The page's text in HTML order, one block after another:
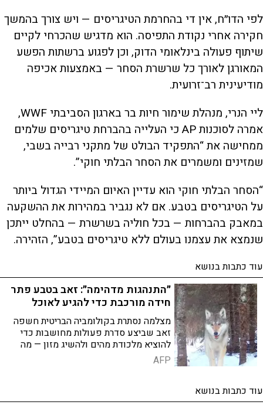
לפי הדו״ח, אין די בהחרמת הטיגריסים — ויש צורך בהמשך
חקירה אחרי נקודת התפיסה. הוא מדגיש שהכרחי לקיים
שיתוף פעולה בינלאומי הדוק, וכן לפגוע ברשתות הפשע
המאורגן לאורך כל שרשרת הסחר — באמצעות אכיפה
מודיעינית רב־זרועית.
ליי הנרי, מנהלת שימור חיות בר בארגון הסביבתי WWF,
אמרה לסוכנות AP כי העלייה בהברחת טיגריסים שלמים
ממחישה את “התפקיד הבולט של מתקני רבייה בשבי,
שמזינים ומשמרים את הסחר הבלתי חוקי”.
“הסחר הבלתי חוקי הוא עדיין האיום המיידי הגדול ביותר
על הטיגריסים בטבע. אם לא נגביר במהירות את ההשקעה
במאבק בהברחות — בכל חוליה בשרשרת — בהחלט ייתכן
שנמצא את עצמנו בעולם ללא טיגריסים בטבע”, הזהירה.
עוד כתבות בנושא
״התנהגות מדהימה״: זאב בטבע פתר
חידה מורכבת כדי להגיע לאוכל
מצלמה נסתרת בקולומביה הבריטית חשפה
זאב שביצע סדרת פעולות מחושבות כדי
להוציא מלכודת מהים ולהשיג מזון — מה
שמוגדר כעדות נדירה לשימוש בכלים אצל
זאבים בטבע
AFP
עוד כתבות בנושא